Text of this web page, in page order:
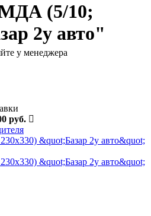
(5/10;
2у авто"
у менеджера
руб.